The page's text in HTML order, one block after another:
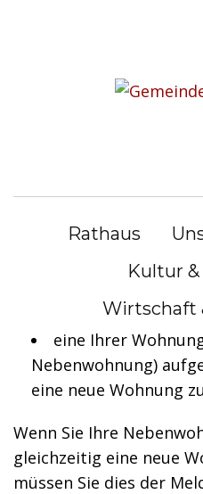
Rathaus
Kultur
Wirtschaft
Wohnsitz
Sie müssen sich bei
abmelden, wenn Sie
ins Ausland
eine Ihrer
Nebenwohnung)
eine neue Wohnung
Wenn Sie Ihre
gleichzeitig eine neue
müssen Sie dies der